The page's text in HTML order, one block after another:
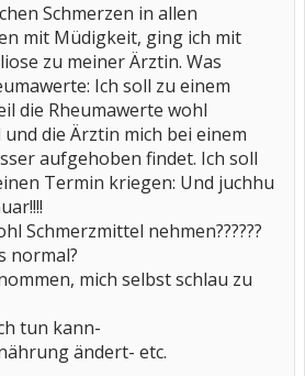
Schmerzen in allen
mit Müdigkeit, ging ich mit
zu meiner Ärztin. Was
Ich soll zu einem
die Rheumawerte wohl
die Ärztin mich bei einem
aufgehoben findet. Ich soll
Termin kriegen: Und juchhu
Schmerzmittel nehmen??????
normal?
mich selbst schlau zu
tun kann-
ändert- etc.